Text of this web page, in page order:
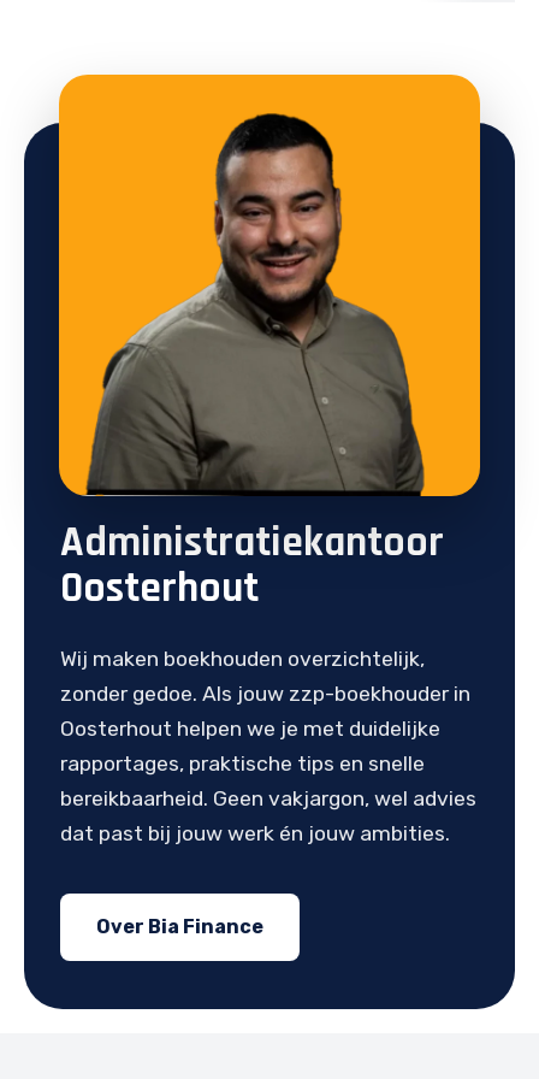
Administratiekantoor
Oosterhout
Wij maken boekhouden overzichtelijk,
zonder gedoe. Als jouw zzp-boekhouder in
Oosterhout helpen we je met duidelijke
rapportages, praktische tips en snelle
bereikbaarheid. Geen vakjargon, wel advies
dat past bij jouw werk én jouw ambities.
Over Bia Finance